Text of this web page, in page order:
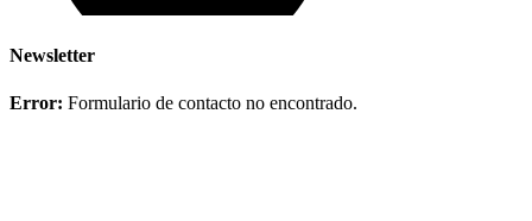
Newsletter
Error: Formulario de contacto no encontrado.